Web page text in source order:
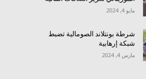
مايو 4, 2024
شرطة بونتلاند الصومالية تضبط
شبكة إرهابية
مارس 4, 2024